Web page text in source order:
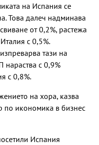
на Испания се
Това далеч надминава
от 0,2%, растежа
с 0,5%.
тази на
нараства с 0,9%
с 0,8%.
на хора, казва
по икономика в бизнес
Испания